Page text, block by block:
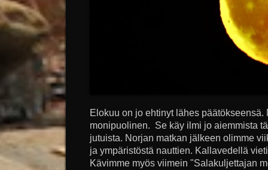
Elokuu on jo ehtinyt lähes päätökseensä.
monipuolinen. Se käy ilmi jo aiemmista
jutuista. Norjan matkan jälkeen olimme
ja ympäristöstä nauttien. Kallavedellä
Kävimme myös viimein "Salakuljettajan